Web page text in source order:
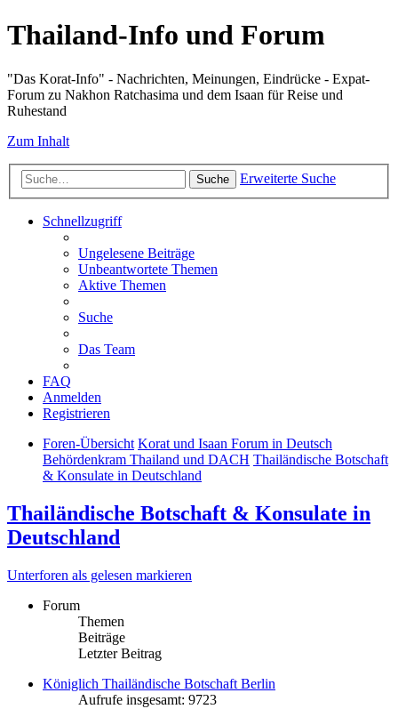
Thailand-Info und Forum
"Das Korat-Info" - Nachrichten, Meinungen, Eindrücke - Expat-
Forum zu Nakhon Ratchasima und dem Isaan für Reise und
Ruhestand
Zum Inhalt
Suche Erweiterte Suche
Schnellzugriff
Ungelesene Beiträge
Unbeantwortete Themen
Aktive Themen
Suche
Das Team
FAQ
Anmelden
Registrieren
Foren-Übersicht Korat und Isaan Forum in Deutsch
Behördenkram Thailand und DACH Thailändische Botschaft
& Konsulate in Deutschland
Thailändische Botschaft & Konsulate in
Deutschland
Unterforen als gelesen markieren
Forum
Themen
Beiträge
Letzter Beitrag
Königlich Thailändische Botschaft Berlin
Aufrufe insgesamt: 9723